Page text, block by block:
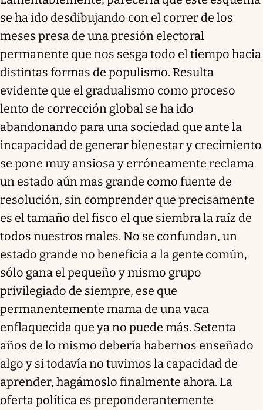
se ha ido desdibujando con el correr de los
meses presa de una presión electoral
permanente que nos sesga todo el tiempo hacia
distintas formas de populismo. Resulta
evidente que el gradualismo como proceso
lento de corrección global se ha ido
abandonando para una sociedad que ante la
incapacidad de generar bienestar y crecimiento
se pone muy ansiosa y erróneamente reclama
un estado aún mas grande como fuente de
resolución, sin comprender que precisamente
es el tamaño del fisco el que siembra la raíz de
todos nuestros males. No se confundan, un
estado grande no beneficia a la gente común,
sólo gana el pequeño y mismo grupo
privilegiado de siempre, ese que
permanentemente mama de una vaca
enflaquecida que ya no puede más. Setenta
años de lo mismo debería habernos enseñado
algo y si todavía no tuvimos la capacidad de
aprender, hagámoslo finalmente ahora. La
oferta política es preponderantemente